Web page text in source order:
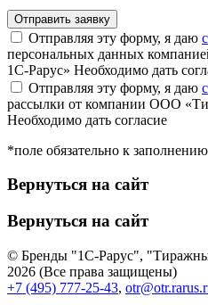
Отправляя эту форму, я даю
персональных данных
1С-Рарус» Необходимо дать
Отправляя эту форму, я даю
рассылки от компании ООО
Необходимо дать согласие
*поле обязательно к заполнению
Вернуться на сайт
Вернуться на сайт
© Бренды "1С-Рарус",
2026 (Все права защищены)
+7 (495) 777-25-43,